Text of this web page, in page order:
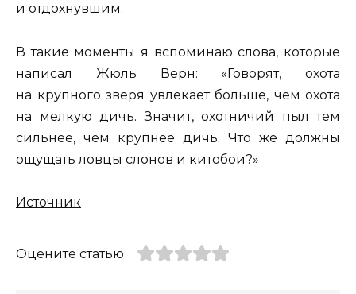
и отдохнувшим.
В такие моменты я вспоминаю слова, которые
написал Жюль Верн: «Говорят, охота
на крупного зверя увлекает больше, чем охота
на мелкую дичь. Значит, охотничий пыл тем
сильнее, чем крупнее дичь. Что же должны
ощущать ловцы слонов и китобои?»
Источник
Оцените статью